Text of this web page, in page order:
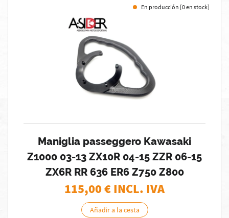
En producción [0 en stock]
Maniglia passeggero Kawasaki
Z1000 03-13 ZX10R 04-15 ZZR 06-15
ZX6R RR 636 ER6 Z750 Z800
115,00€ INCL. IVA
Añadir a la cesta